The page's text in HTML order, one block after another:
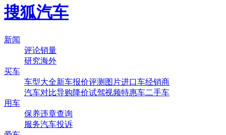
搜狐汽车
新闻
评论销量
研究海外
买车
车型大全新车报价评测 图片进口车经销商
汽车对比导购降价试驾视频特惠车二手车
用车
保养违章查询
服务汽车投诉